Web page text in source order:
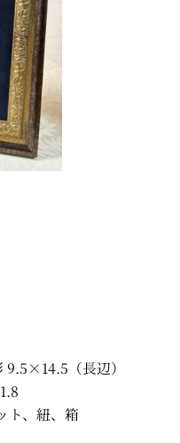
（長辺）
ト、紐、箱